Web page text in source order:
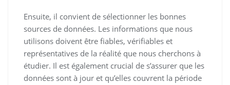
Ensuite, il convient de sélectionner les bonnes
sources de données. Les informations que nous
utilisons doivent être fiables, vérifiables et
représentatives de la réalité que nous cherchons à
étudier. Il est également crucial de s’assurer que les
données sont à jour et qu’elles couvrent la période